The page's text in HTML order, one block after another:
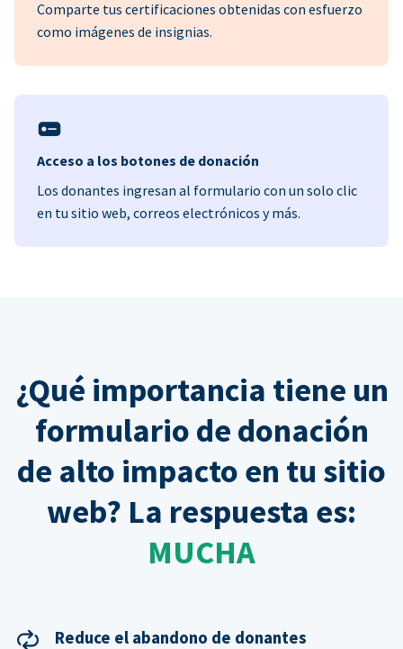
Comparte tus certificaciones obtenidas con esfuerzo
como imágenes de insignias.
Acceso a los botones de donación
Los donantes ingresan al formulario con un solo clic
en tu sitio web, correos electrónicos y más.
¿Qué importancia tiene un
formulario de donación
de alto impacto en tu sitio
web? La respuesta es:
MUCHA
Reduce el abandono de donantes